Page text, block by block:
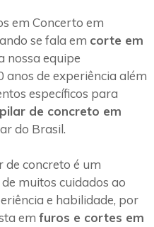
em Concerto em
se fala em corte em
nossa equipe
anos de experiência além
específicos para
de concreto em
do Brasil.
de concreto é um
muitos cuidados ao
e habilidade, por
em furos e cortes em